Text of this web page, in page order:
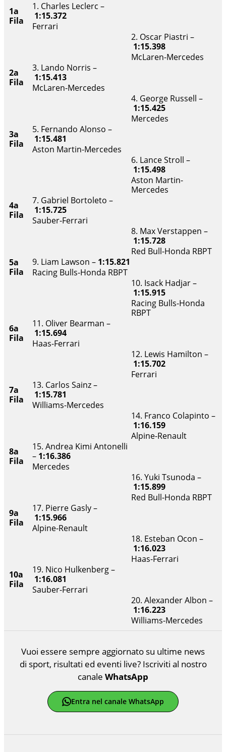
1a
Fila
1. Charles Leclerc –
1:15.372
Ferrari
2. Oscar Piastri –
1:15.398
McLaren-Mercedes
2a
Fila
3. Lando Norris –
1:15.413
McLaren-Mercedes
4. George Russell –
1:15.425
Mercedes
3a
Fila
5. Fernando Alonso –
1:15.481
Aston Martin-Mercedes
6. Lance Stroll –
1:15.498
Aston Martin-
Mercedes
4a
Fila
7. Gabriel Bortoleto –
1:15.725
Sauber-Ferrari
8. Max Verstappen –
1:15.728
Red Bull-Honda RBPT
5a
Fila
9. Liam Lawson – 1:15.821
Racing Bulls-Honda RBPT
10. Isack Hadjar –
1:15.915
Racing Bulls-Honda
RBPT
6a
Fila
11. Oliver Bearman –
1:15.694
Haas-Ferrari
12. Lewis Hamilton –
1:15.702
Ferrari
7a
Fila
13. Carlos Sainz –
1:15.781
Williams-Mercedes
14. Franco Colapinto –
1:16.159
Alpine-Renault
8a
Fila
15. Andrea Kimi Antonelli
– 1:16.386
Mercedes
16. Yuki Tsunoda –
1:15.899
Red Bull-Honda RBPT
9a
Fila
17. Pierre Gasly –
1:15.966
Alpine-Renault
18. Esteban Ocon –
1:16.023
Haas-Ferrari
10a
Fila
19. Nico Hulkenberg –
1:16.081
Sauber-Ferrari
20. Alexander Albon –
1:16.223
Williams-Mercedes
Vuoi essere sempre aggiornato su ultime news
di sport, risultati ed eventi live? Iscriviti al nostro
canale WhatsApp
Entra nel canale WhatsApp